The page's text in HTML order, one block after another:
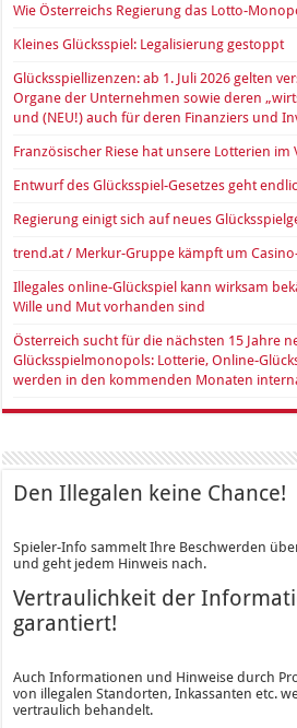
Wie Österreichs Regierung das Lotto-
Kleines Glücksspiel: Legalisierung gestoppt
Glücksspiellizenzen: ab 1. Juli 2026 gelten
Organe der Unternehmen sowie deren
und (NEU!) auch für deren Finanziers und
Französischer Riese hat unsere Lotterien im
Entwurf des Glücksspiel-Gesetzes geht
Regierung einigt sich auf neues
trend.at / Merkur-Gruppe kämpft um
Illegales online-Glückspiel kann wirksam
Wille und Mut vorhanden sind
Österreich sucht für die nächsten 15 Jahre
Glücksspielmonopols: Lotterie, Online-
werden in den kommenden Monaten
Den Illegalen keine Chance!
Spieler-Info sammelt Ihre Beschwerden
und geht jedem Hinweis nach.
Vertraulichkeit der
garantiert!
Auch Informationen und Hinweise durch
von illegalen Standorten, Inkassanten etc.
vertraulich behandelt.